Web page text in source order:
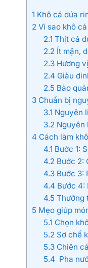
1 Khô cá dứa
2 Vì sao khô
2.1 Thịt cá
2.2 Ít mặn,
2.3Hương
2.4 Giàu
2.5 Bảo
3 Chuẩn bị
3.1 Nguyên
3.2 Nguyên
4 Cách làm
4.1 Bước 1:
4.2 Bước 2:
4.3Bước 3:
4.4 Bước 4:
4.5 Thưởng
5 Mẹo giúp
5.1 Chọn
5.2 Sơ chế
5.3Chiên
5.4 Pha